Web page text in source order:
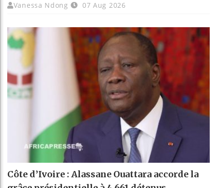
Vanessa Ndong 07 Aug 2026
Côte d’Ivoire : Alassane Ouattara accorde la